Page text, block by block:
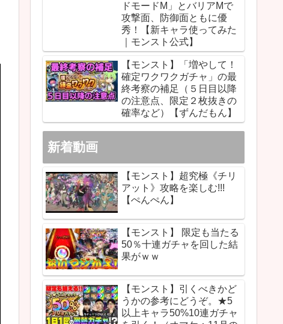
ドモードM」とバリアMで
攻撃面、防御面ともに優
秀！【新キャラ使ってみた
｜モンスト公式】
【モンスト】「増やして！
確定ワクワクガチャ」の最
終考察の補足（５日目以降
の注意点、限定２枚抜きの
確率など）【ずんだもん】
新着動画
【モンスト】超究極《チリ
アット》攻略を楽しむ!!!
【ぺんぺん】
【モンスト】 限定も当たる
50％十連ガチャを回した結
果がｗｗ
【モンスト】引くべきかど
うかの参考にどうぞ。★5
以上キャラ50%10連ガチャ